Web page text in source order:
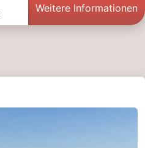
Weitere Informationen